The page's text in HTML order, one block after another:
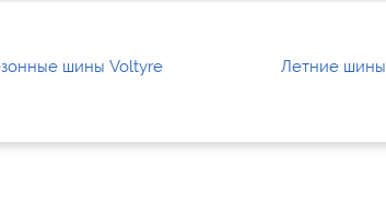
шины Voltyre Летние